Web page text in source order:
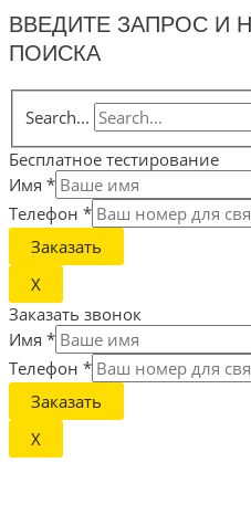
ВВЕДИТЕ ЗАПРОС И
ПОИСКА
Search...
Бесплатное тестирование
Имя *
Телефон *
Заказать
X
Заказать звонок
Имя *
Телефон *
Заказать
X